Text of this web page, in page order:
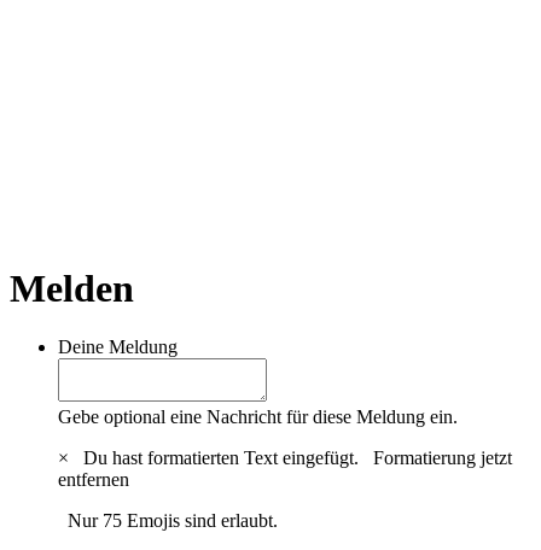
Melden
Deine Meldung
Gebe optional eine Nachricht für diese Meldung ein.
×
Du hast formatierten Text eingefügt. Formatierung jetzt
entfernen
Nur 75 Emojis sind erlaubt.